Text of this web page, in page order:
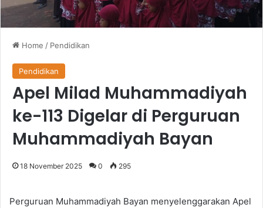
Home / Pendidikan
Pendidikan
Apel Milad Muhammadiyah
ke-113 Digelar di Perguruan
Muhammadiyah Bayan
18 November 2025 0 295
Perguruan Muhammadiyah Bayan menyelenggarakan Apel